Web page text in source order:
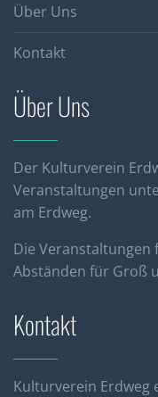
Über Uns
Kontakt
Über Uns
Der Kulturverein
Veranstaltungen
am Erdweg.
Die Veranstaltungen
Abständen für Groß
Kontakt
Kulturverein Erdweg